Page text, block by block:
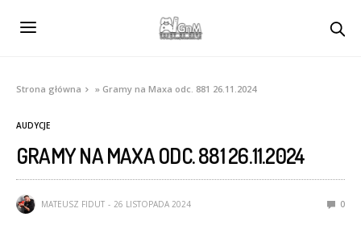
Strona główna » Gramy na Maxa odc. 881 26.11.2024
AUDYCJE
GRAMY NA MAXA ODC. 881 26.11.2024
MATEUSZ FIDUT 26 LISTOPADA 2024 0